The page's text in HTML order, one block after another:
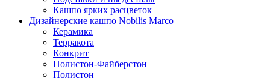
Кашпо ярких расцветок
Дизайнерские кашпо Nobilis Marco
Керамика
Терракота
Конкрит
Полистон-Файберстон
Полистон